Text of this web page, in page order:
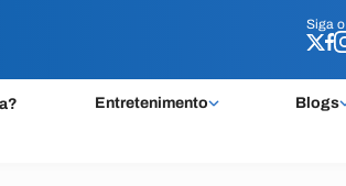
Siga o
Entretenimento Blogs
Siga o